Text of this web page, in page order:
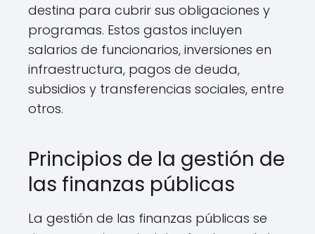
destina para cubrir sus obligaciones y
programas. Estos gastos incluyen
salarios de funcionarios, inversiones en
infraestructura, pagos de deuda,
subsidios y transferencias sociales, entre
otros.
Principios de la gestión de
las finanzas públicas
La gestión de las finanzas públicas se